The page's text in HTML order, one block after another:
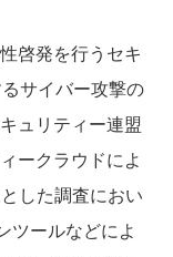
啓発を行うセキ
サイバー攻撃の
ュリティー連盟
ークラウドによ
した調査におい
ツールなどによ